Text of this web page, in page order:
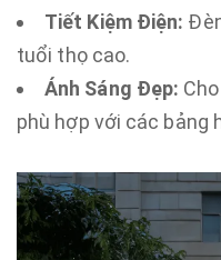
Tiết Kiệm Điện:
tuổi thọ cao.
Ánh Sáng Đẹp:
phù hợp với các bảng